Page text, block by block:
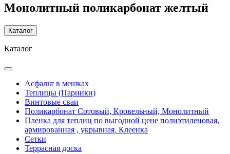
Монолитный поликарбонат желтый
Каталог
Каталог
Асфальт в мешках
Теплицы (Парники)
Винтовые сваи
Поликарбонат Сотовый, Кровельный, Монолитный
Пленка для теплиц по выгодной цене полиэтиленовая,
армированная , укрывная. Клеенка
Сетки
Террасная доска